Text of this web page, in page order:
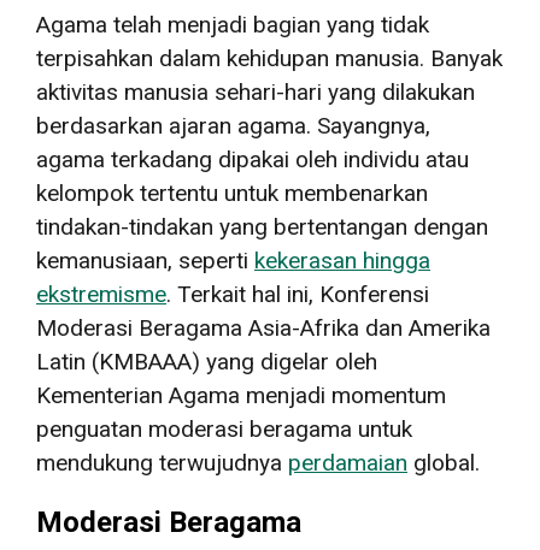
Agama telah menjadi bagian yang tidak
terpisahkan dalam kehidupan manusia. Banyak
aktivitas manusia sehari-hari yang dilakukan
berdasarkan ajaran agama. Sayangnya,
agama terkadang dipakai oleh individu atau
kelompok tertentu untuk membenarkan
tindakan-tindakan yang bertentangan dengan
kemanusiaan, seperti kekerasan hingga
ekstremisme. Terkait hal ini, Konferensi
Moderasi Beragama Asia-Afrika dan Amerika
Latin (KMBAAA) yang digelar oleh
Kementerian Agama menjadi momentum
penguatan moderasi beragama untuk
mendukung terwujudnya perdamaian global.
Moderasi Beragama